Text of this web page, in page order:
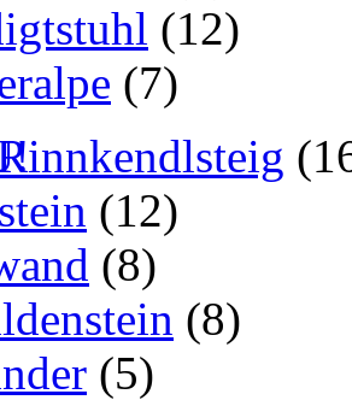
(12)
(7)
(12)
(8)
(8)
(5)